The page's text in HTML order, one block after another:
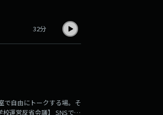
32分
で自由にトークする場。そ
運営反省会議】 SNSでの